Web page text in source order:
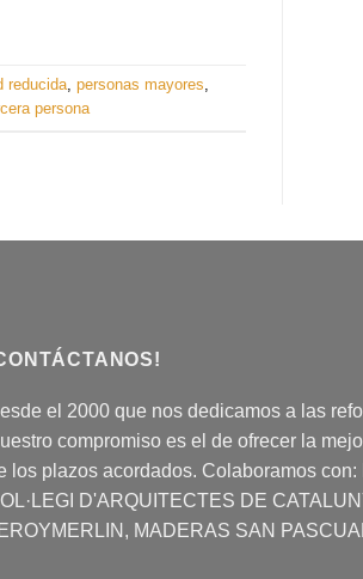
reducida, personas mayores,
persona
el 2000 que nos dedicamos a las
compromiso es el de ofrecer la
los plazos acordados. Colaboramos con:
D'ARQUITECTES DE
MADERAS SAN